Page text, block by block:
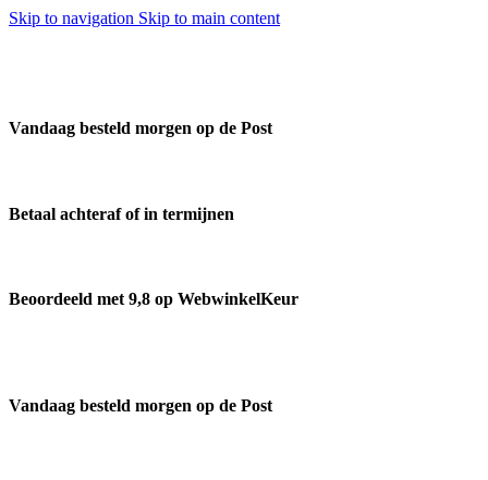
Skip to navigation Skip to main content
Vandaag besteld morgen op de Post
Betaal achteraf of in termijnen
Beoordeeld met 9,8 op WebwinkelKeur
Vandaag besteld morgen op de Post